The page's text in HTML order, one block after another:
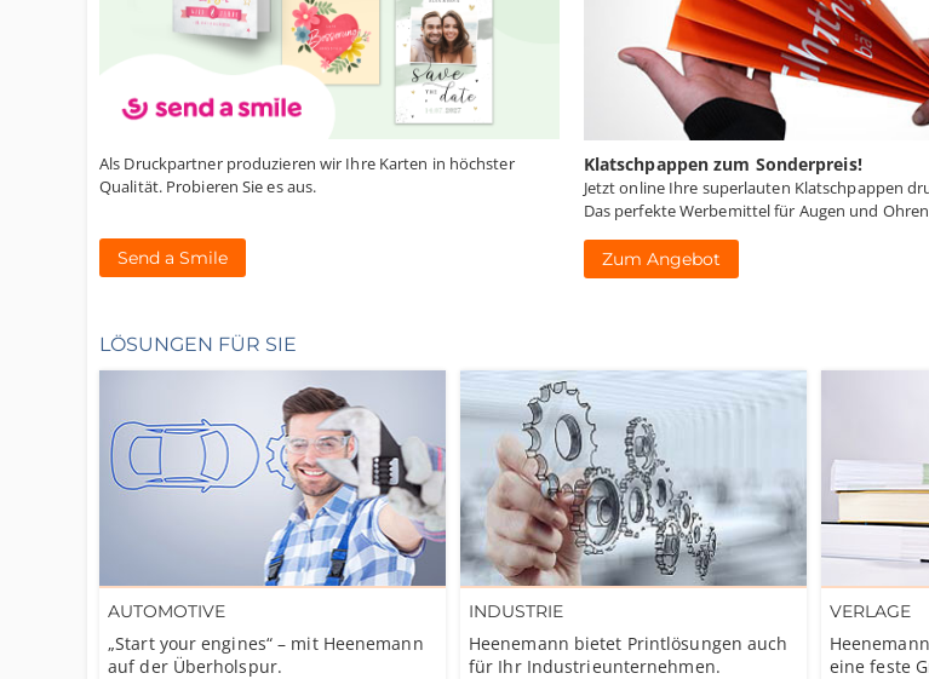
Als Druckpartner produzieren wir Ihre Karten in höchster
Qualität. Probieren Sie es aus.
Send a Smile
Klatschpappen zum Sonderpreis!
Jetzt online Ihre superlauten Klatschpappen
Das perfekte Werbemittel für Augen und
Zum Angebot
LÖSUNGEN FÜR SIE
AUTOMOTIVE
„Start your engines“ – mit Heenemann
auf der Überholspur.
INDUSTRIE
Heenemann bietet Printlösungen auch
für Ihr Industrieunternehmen.
VERLAGE
eine feste